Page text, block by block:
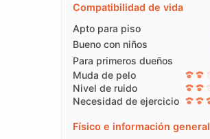
Compatibilidad de vida
Apto para piso
Bueno con niños
Para primeros dueños
Muda de pelo
Nivel de ruido
Necesidad de ejercicio
Físico e información general